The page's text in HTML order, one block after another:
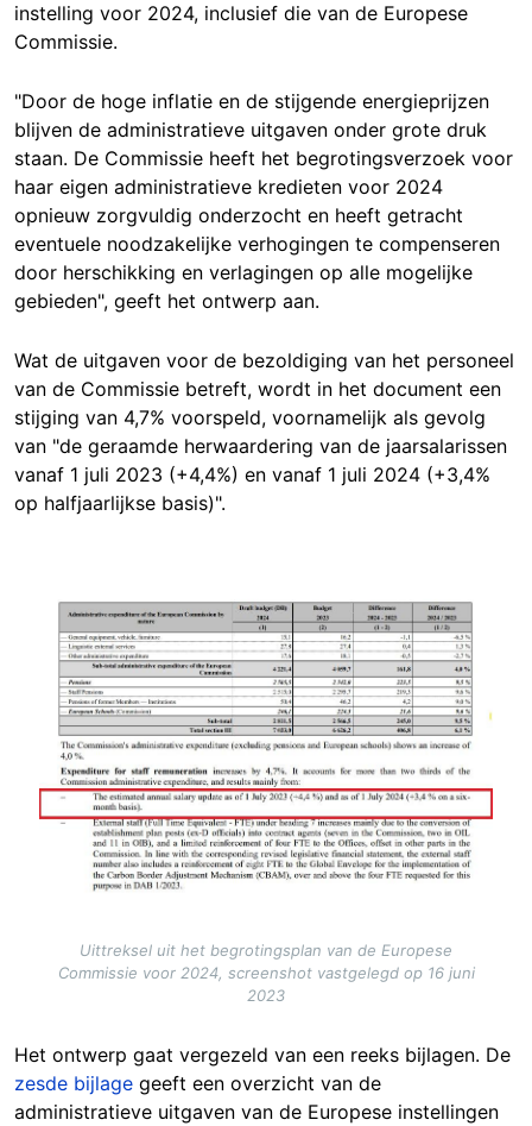
instelling voor 2024, inclusief die van de Europese
Commissie.
"Door de hoge inflatie en de stijgende energieprijzen
blijven de administratieve uitgaven onder grote druk
staan. De Commissie heeft het begrotingsverzoek voor
haar eigen administratieve kredieten voor 2024
opnieuw zorgvuldig onderzocht en heeft getracht
eventuele noodzakelijke verhogingen te compenseren
door herschikking en verlagingen op alle mogelijke
gebieden", geeft het ontwerp aan.
Wat de uitgaven voor de bezoldiging van het personeel
van de Commissie betreft, wordt in het document een
stijging van 4,7% voorspeld, voornamelijk als gevolg
van "de geraamde herwaardering van de jaarsalarissen
vanaf 1 juli 2023 (+4,4%) en vanaf 1 juli 2024 (+3,4%
op halfjaarlijkse basis)".
Uittreksel uit het begrotingsplan van de Europese
Commissie voor 2024, screenshot vastgelegd op 16 juni
2023
Het ontwerp gaat vergezeld van een reeks bijlagen. De
zesde bijlage geeft een overzicht van de
administratieve uitgaven van de Europese instellingen